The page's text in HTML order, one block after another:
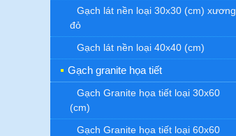
Gạch lát nền loại 30x30 (cm) xương
đỏ
Gạch lát nền loại 40x40 (cm)
Gạch granite họa tiết
Gạch Granite họa tiết loại 30x60
(cm)
Gạch Granite họa tiết loại 60x60